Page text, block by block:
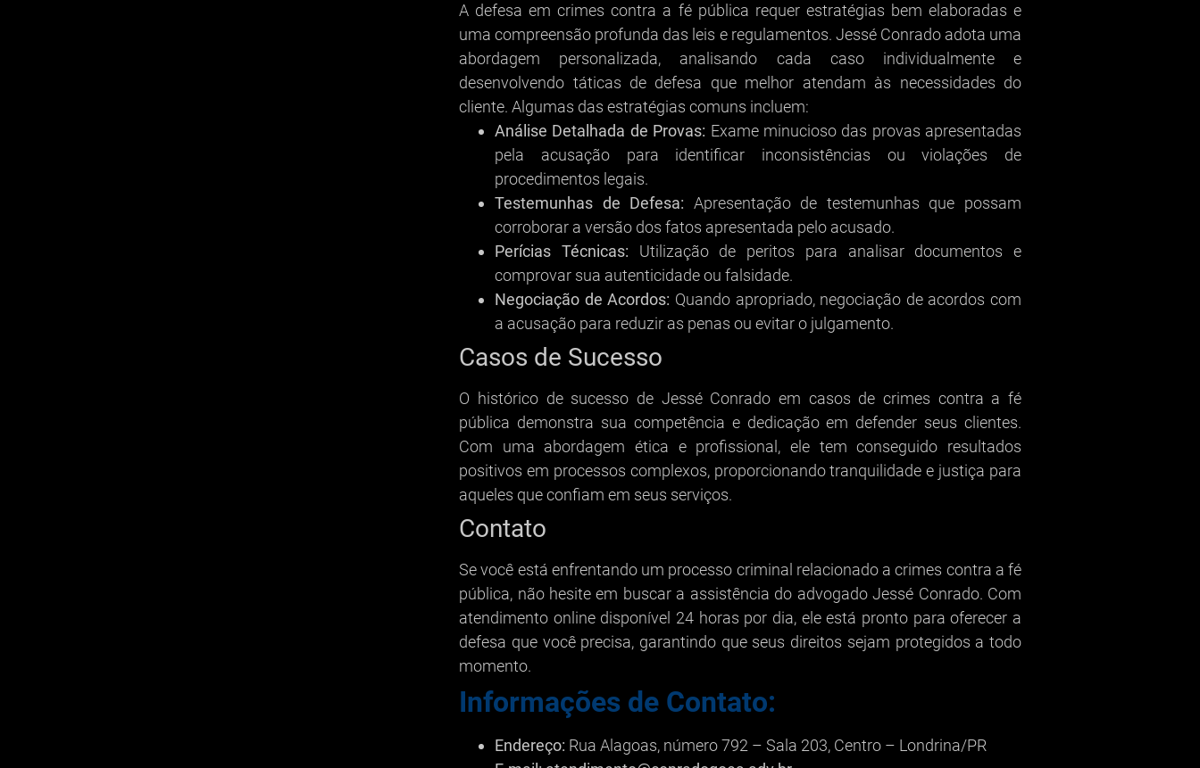
A defesa em crimes contra a fé pública requer estratégias bem elaboradas e
uma compreensão profunda das leis e regulamentos. Jessé Conrado adota uma
abordagem personalizada, analisando cada caso individualmente e
desenvolvendo táticas de defesa que melhor atendam às necessidades do
cliente. Algumas das estratégias comuns incluem:
Análise Detalhada de Provas: Exame minucioso das provas apresentadas
pela acusação para identificar inconsistências ou violações de
procedimentos legais.
Testemunhas de Defesa: Apresentação de testemunhas que possam
corroborar a versão dos fatos apresentada pelo acusado.
Perícias Técnicas: Utilização de peritos para analisar documentos e
comprovar sua autenticidade ou falsidade.
Negociação de Acordos: Quando apropriado, negociação de acordos com
a acusação para reduzir as penas ou evitar o julgamento.
Casos de Sucesso
O histórico de sucesso de Jessé Conrado em casos de crimes contra a fé
pública demonstra sua competência e dedicação em defender seus clientes.
Com uma abordagem ética e profissional, ele tem conseguido resultados
positivos em processos complexos, proporcionando tranquilidade e justiça para
aqueles que confiam em seus serviços.
Contato
Se você está enfrentando um processo criminal relacionado a crimes contra a fé
pública, não hesite em buscar a assistência do advogado Jessé Conrado. Com
atendimento online disponível 24 horas por dia, ele está pronto para oferecer a
defesa que você precisa, garantindo que seus direitos sejam protegidos a todo
momento.
Informações de Contato:
Endereço: Rua Alagoas, número 792 – Sala 203, Centro – Londrina/PR